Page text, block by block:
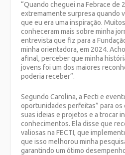
“Quando cheguei na Febrace de
extremamente surpresa quando
que eu era uma inspiração.
conheceram mais sobre minha
entrevista que fiz para a
minha orientadora, em 2024.
afinal, perceber que minha
jovens foi um dos maiores
poderia receber”.
Segundo Carolina, a Fecti e
oportunidades perfeitas” para
suas ideias e projetos e a trocar
conhecimentos. Ela disse que
valiosas na FECTI, que
que isso melhorou minha
garantindo um ótimo